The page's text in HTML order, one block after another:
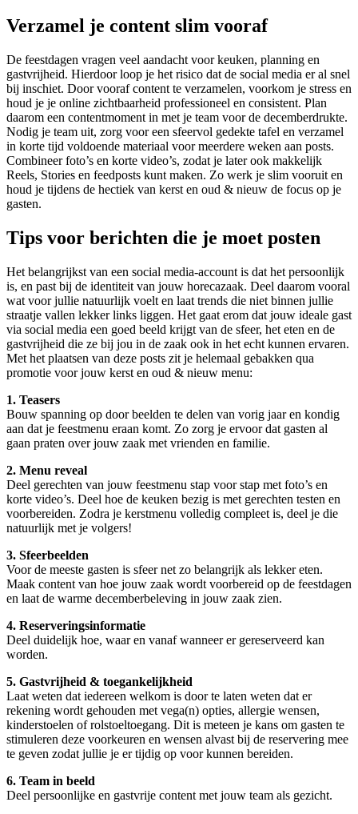
Verzamel je content slim vooraf
De feestdagen vragen veel aandacht voor keuken, planning en
gastvrijheid. Hierdoor loop je het risico dat de social media er al snel
bij inschiet. Door vooraf content te verzamelen, voorkom je stress en
houd je je online zichtbaarheid professioneel en consistent. Plan
daarom een contentmoment in met je team voor de decemberdrukte.
Nodig je team uit, zorg voor een sfeervol gedekte tafel en verzamel
in korte tijd voldoende materiaal voor meerdere weken aan posts.
Combineer foto’s en korte video’s, zodat je later ook makkelijk
Reels, Stories en feedposts kunt maken. Zo werk je slim vooruit en
houd je tijdens de hectiek van kerst en oud & nieuw de focus op je
gasten.
Tips voor berichten die je moet posten
Het belangrijkst van een social media-account is dat het persoonlijk
is, en past bij de identiteit van jouw horecazaak. Deel daarom vooral
wat voor jullie natuurlijk voelt en laat trends die niet binnen jullie
straatje vallen lekker links liggen. Het gaat erom dat jouw ideale gast
via social media een goed beeld krijgt van de sfeer, het eten en de
gastvrijheid die ze bij jou in de zaak ook in het echt kunnen ervaren.
Met het plaatsen van deze posts zit je helemaal gebakken qua
promotie voor jouw kerst en oud & nieuw menu:
1. Teasers
Bouw spanning op door beelden te delen van vorig jaar en kondig
aan dat je feestmenu eraan komt. Zo zorg je ervoor dat gasten al
gaan praten over jouw zaak met vrienden en familie.
2. Menu reveal
Deel gerechten van jouw feestmenu stap voor stap met foto’s en
korte video’s. Deel hoe de keuken bezig is met gerechten testen en
voorbereiden. Zodra je kerstmenu volledig compleet is, deel je die
natuurlijk met je volgers!
3. Sfeerbeelden
Voor de meeste gasten is sfeer net zo belangrijk als lekker eten.
Maak content van hoe jouw zaak wordt voorbereid op de feestdagen
en laat de warme decemberbeleving in jouw zaak zien.
4. Reserveringsinformatie
Deel duidelijk hoe, waar en vanaf wanneer er gereserveerd kan
worden.
5. Gastvrijheid & toegankelijkheid
Laat weten dat iedereen welkom is door te laten weten dat er
rekening wordt gehouden met vega(n) opties, allergie wensen,
kinderstoelen of rolstoeltoegang. Dit is meteen je kans om gasten te
stimuleren deze voorkeuren en wensen alvast bij de reservering mee
te geven zodat jullie je er tijdig op voor kunnen bereiden.
6. Team in beeld
Deel persoonlijke en gastvrije content met jouw team als gezicht.